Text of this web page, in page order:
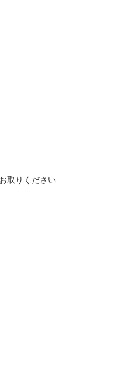
取りください